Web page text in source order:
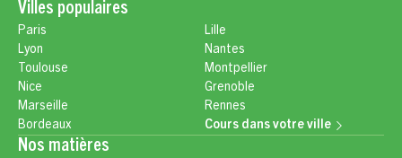
Villes populaires
Paris
Lyon
Toulouse
Nice
Marseille
Bordeaux
Lille
Nantes
Montpellier
Grenoble
Rennes
Cours dans votre ville
Nos matières